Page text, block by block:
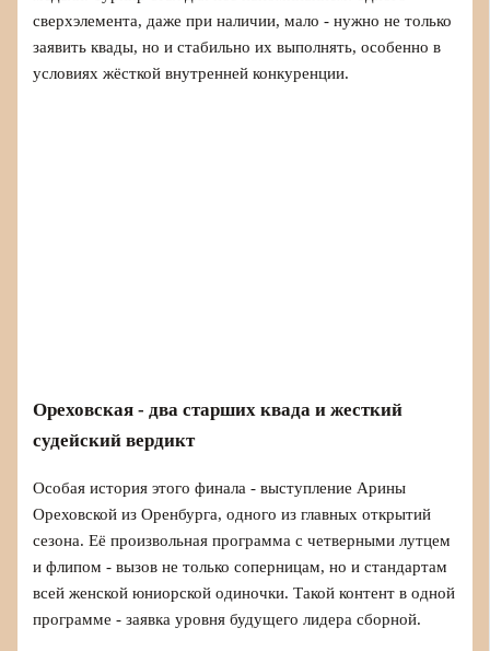
сверхэлемента, даже при наличии, мало - нужно не только
заявить квады, но и стабильно их выполнять, особенно в
условиях жёсткой внутренней конкуренции.
Ореховская - два старших квада и жесткий
судейский вердикт
Особая история этого финала - выступление Арины
Ореховской из Оренбурга, одного из главных открытий
сезона. Её произвольная программа с четверными лутцем
и флипом - вызов не только соперницам, но и стандартам
всей женской юниорской одиночки. Такой контент в одной
программе - заявка уровня будущего лидера сборной.